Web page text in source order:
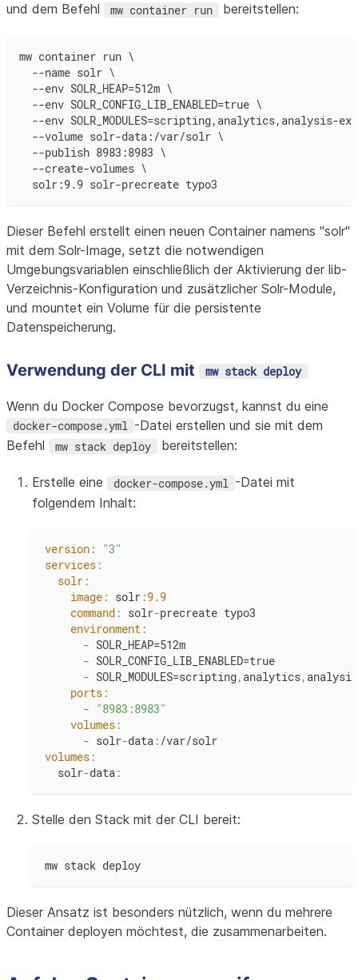
und dem Befehl
mw container run bereitstellen:
mw container run \
  --name solr \
  --env SOLR_HEAP=512m \
  --env SOLR_CONFIG_LIB_ENABLED=true \
--env SOLR_MODULES=scripting,analytics,analysis-
  --volume solr-data:/var/solr \
  --publish 8983:8983 \
  --create-volumes \
  solr:9.9 solr-precreate typo3
Dieser Befehl erstellt einen neuen Container namens "solr"
mit dem Solr-Image, setzt die notwendigen
Umgebungsvariablen einschließlich der Aktivierung der lib-
Verzeichnis-Konfiguration und zusätzlicher Solr-Module,
und mountet ein Volume für die persistente
Datenspeicherung.
Verwendung der CLI mit mw stack deploy
Wenn du Docker Compose bevorzugst, kannst du eine
docker-compose.yml -Datei erstellen und sie mit dem
Befehl
mw stack deploy bereitstellen:
Erstelle eine docker-compose.yml -Datei mit
folgendem Inhalt:
version :
"3"
services :
solr :
image : solr :9.9
command : solr-precreate typo3
environment :
- SOLR_HEAP=512m
- SOLR_CONFIG_LIB_ENABLED=true
- SOLR_MODULES=scripting, analytics, analysis
ports :
- "8983:8983"
volumes :
- solr-data : /var/solr
volumes :
  solr
-data :
Stelle den Stack mit der CLI bereit:
mw stack deploy
Dieser Ansatz ist besonders nützlich, wenn du mehrere
Container deployen möchtest, die zusammenarbeiten.